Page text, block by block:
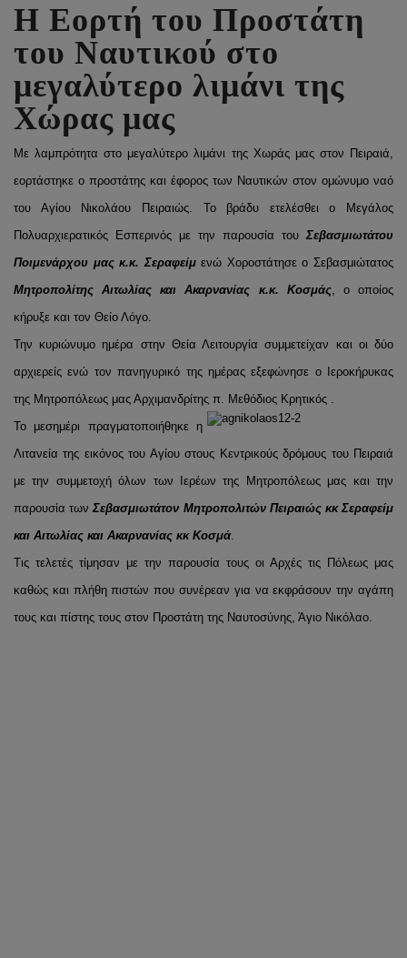
Η Εορτή του Προστάτη
του Ναυτικού στο
μεγαλύτερο λιμάνι της
Χώρας μας
Με λαμπρότητα στο μεγαλύτερο λιμάνι της Χωράς μας στον Πειραιά,
εορτάστηκε ο προστάτης και έφορος των Ναυτικών στον ομώνυμο ναό
του Αγίου Νικολάου Πειραιώς. Το βράδυ ετελέσθει ο Μεγάλος
Πολυαρχιερατικός Εσπερινός με την παρουσία του Σεβασμιωτάτου
Ποιμενάρχου μας κ.κ. Σεραφείμενώ Χοροστάτησε ο Σεβασμιώτατος
Μητροπολίτης Αιτωλίας και Ακαρνανίας κ.κ. Κοσμάς, ο οποίος
κήρυξε και τον Θείο Λόγο.
Την κυριώνυμο ημέρα στην Θεία Λειτουργία συμμετείχαν και οι δύο
αρχιερείς ενώ τον πανηγυρικό της ημέρας εξεφώνησε ο Ιεροκήρυκας
της Μητροπόλεως μας Αρχιμανδρίτης π. Μεθόδιος Κρητικός .
Το μεσημέρι πραγματοποιήθηκε η
Λιτανεία της εικόνος του Αγίου στους Κεντρικούς δρόμους του Πειραιά
με την συμμετοχή όλων των Ιερέων της Μητροπόλεως μας και την
παρουσία τωνΣεβασμιωτάτον Μητροπολιτών Πειραιώς κκ Σεραφείμ
και Αιτωλίας και Ακαρνανίας κκ Κοσμά.
Τις τελετές τίμησαν με την παρουσία τους οι Αρχές τις Πόλεως μας
καθώς και πλήθη πιστών που συνέρεαν για να εκφράσουν την αγάπη
τους και πίστης τους στον Προστάτη της Ναυτοσύνης, Άγιο Νικόλαο.